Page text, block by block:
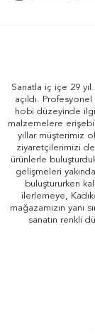
Sanatla iç içe 29
açıldı.
hobi düzeyinde
malzemelere
yıllar müşterimiz
ziyaretçilerimizi
ürünlerle
gelişmeleri
buluştururken
ilerlemeye,
mağazamızın yanı
sanatın renkli